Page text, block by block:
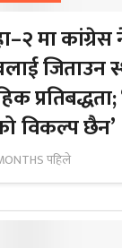
मा कांग्रेस
जिताउन
प्रतिबद्धता;
विकल्प छैन’
पहिले